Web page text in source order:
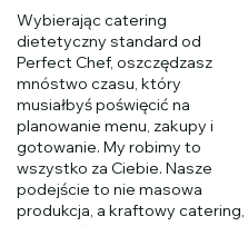
Wybierając catering
dietetyczny standard od
Perfect Chef, oszczędzasz
mnóstwo czasu, który
musiałbyś poświęcić na
planowanie menu, zakupy i
gotowanie. My robimy to
wszystko za Ciebie. Nasze
podejście to nie masowa
produkcja, a kraftowy catering,